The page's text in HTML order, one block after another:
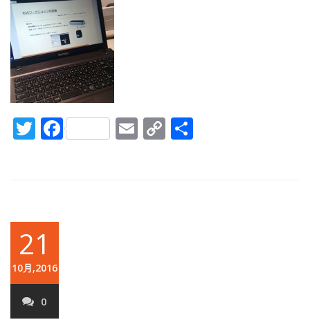
Twitter
FacebookEmail
Copy
21
10月,2016
0